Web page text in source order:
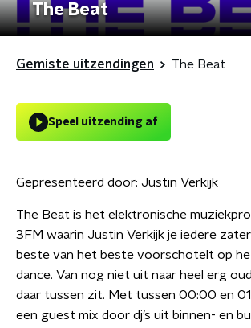
The Beat
Gemiste uitzendingen The Beat
Speel uitzending af
Gepresenteerd door: Justin Verkijk
The Beat is het elektronische
3FM waarin Justin Verkijk je iedere
beste van het beste voorschotelt op
dance. Van nog niet uit naar heel erg
daar tussen zit. Met tussen 00:00 en
een guest mix door dj’s uit binnen- en